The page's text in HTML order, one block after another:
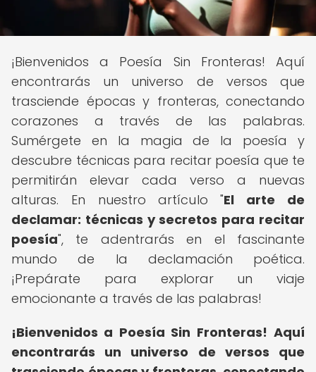
¡Bienvenidos a Poesía Sin Fronteras! Aquí
encontrarás un universo de versos que
trasciende épocas y fronteras, conectando
corazones a través de las palabras.
Sumérgete en la magia de la poesía y
descubre técnicas para recitar poesía que te
permitirán elevar cada verso a nuevas
alturas. En nuestro artículo "El arte de
declamar: técnicas y secretos para recitar
poesía", te adentrarás en el fascinante
mundo de la declamación poética.
¡Prepárate para explorar un viaje
emocionante a través de las palabras!
¡Bienvenidos a Poesía Sin Fronteras! Aquí
encontrarás un universo de versos que